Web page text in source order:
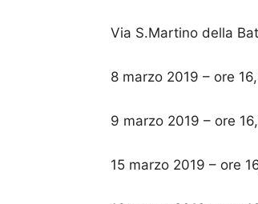
Via S.Martino della
8 marzo 2019 – ore
9 marzo 2019 – ore
15 marzo 2019 – ore